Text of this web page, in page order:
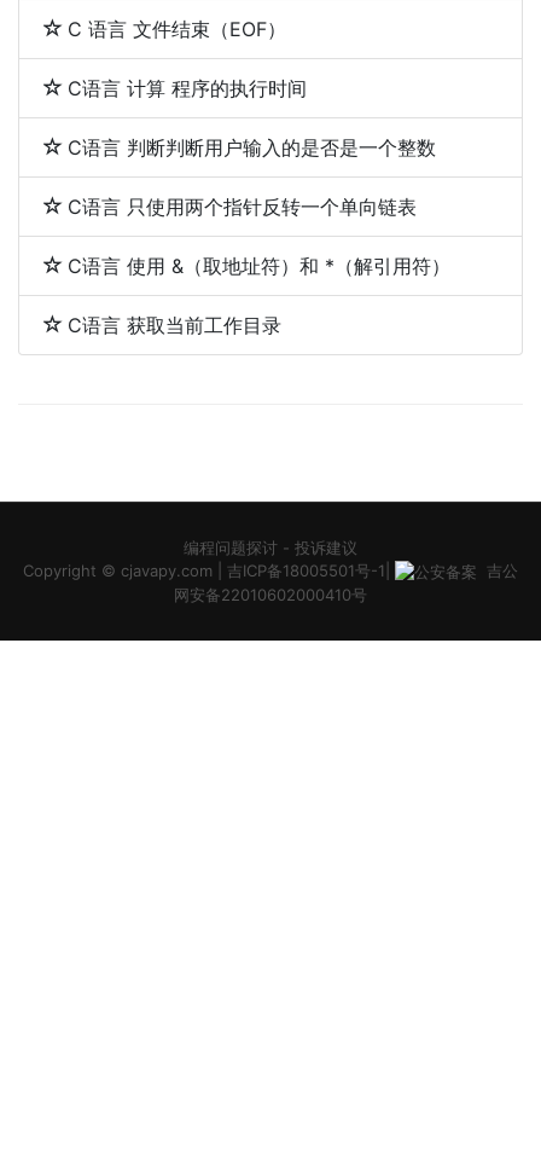
C 语言 文件结束（EOF）
C语言 计算 程序的执行时间
C语言 判断判断用户输入的是否是一个整数
C语言 只使用两个指针反转一个单向链表
C语言 使用 &（取地址符）和 *（解引用符）
C语言 获取当前工作目录
编程问题探讨 - 投诉建议
Copyright © cjavapy.com 吉ICP备18005501号-1
吉公
网安备22010602000410号